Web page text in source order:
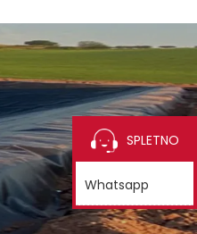
SPLETNO
Whatsapp